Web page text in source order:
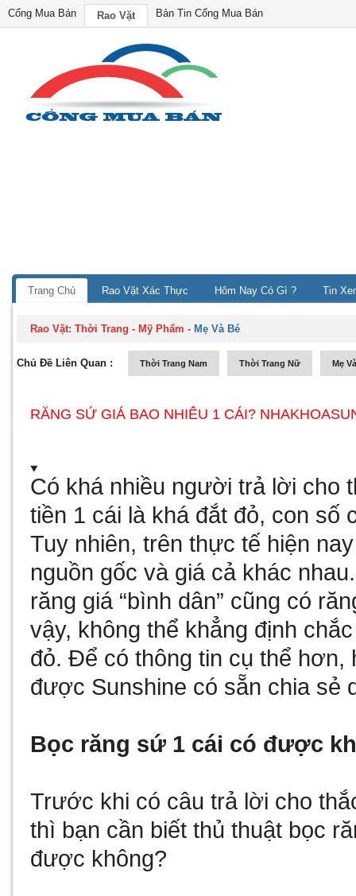
Cổng Mua Bán Rao Vặt Bản Tin Cổng Mua Bán
Trang Chủ Rao Vặt Xác Thực Hôm Nay Có Gì ? Tin
Rao Vặt:Thời Trang - Mỹ Phẩm - Mẹ Và Bé
Chủ Đề Liên Quan : Thời Trang Nam Thời Trang Nữ Mẹ
RĂNG SỨ GIÁ BAO NHIÊU 1 CÁI?
Có khá nhiều người trả lời cho
tiền 1 cái là khá đắt đỏ, con số
Tuy nhiên, trên thực tế hiện
nguồn gốc và giá cả khác
răng giá “bình dân” cũng có
vậy, không thể khẳng định
đỏ. Để có thông tin cụ thể hơn,
được Sunshine có sẵn chia sẻ
Bọc răng sứ 1 cái có được
Trước khi có câu trả lời cho
thì bạn cần biết thủ thuật bọc
được không?